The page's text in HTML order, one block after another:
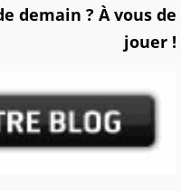
demain ? À vous de
jouer !